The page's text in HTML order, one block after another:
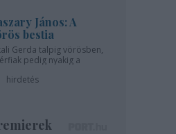
János: A
bestia
Gerda talpig vörösben,
pedig nyakig a
hirdetés